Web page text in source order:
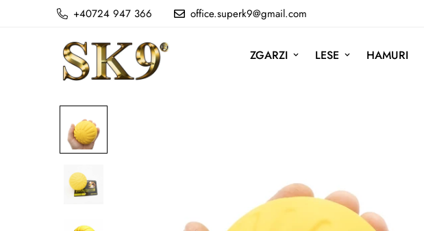
+40724 947 366 office.superk9@gmail.com
ZGARZI LESE HAMURI